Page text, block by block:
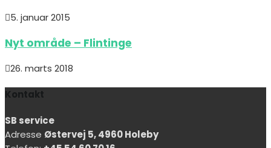
5. januar 2015
Nyt område – Flintinge
26. marts 2018
Kontakt
SB service
Adresse Østervej 5, 4960 Holeby